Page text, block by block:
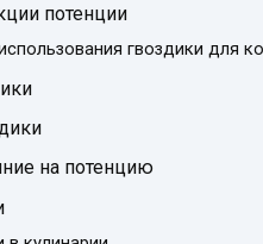
потенции
гвоздики для
на потенцию